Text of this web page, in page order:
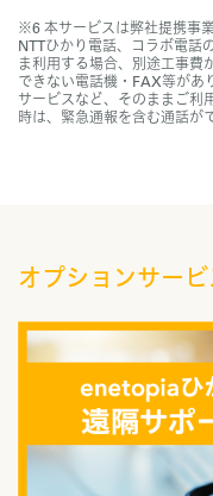
※6 本サービスは弊社提携事
NTTひかり電話、コラボ電話
ま利用する場合、別途工事費
できない電話機・FAX等があ
サービスなど、そのままご利
時は、緊急通報を含む通話が
オプションサービ